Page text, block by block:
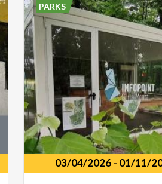
03/04/2026- 01/11/
PARKS